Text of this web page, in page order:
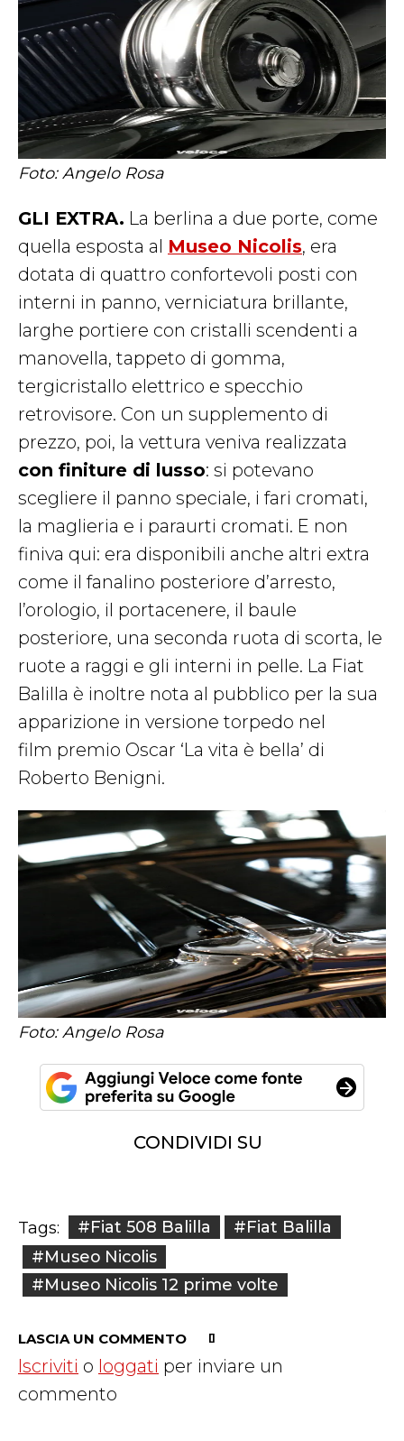
Foto: Angelo Rosa
GLI EXTRA. La berlina a due porte, come
quella esposta al Museo Nicolis, era
dotata di quattro confortevoli posti con
interni in panno, verniciatura brillante,
larghe portiere con cristalli scendenti a
manovella, tappeto di gomma,
tergicristallo elettrico e specchio
retrovisore. Con un supplemento di
prezzo, poi, la vettura veniva realizzata
con finiture di lusso: si potevano
scegliere il panno speciale, i fari cromati,
la maglieria e i paraurti cromati. E non
finiva qui: era disponibili anche altri extra
come il fanalino posteriore d’arresto,
l’orologio, il portacenere, il baule
posteriore, una seconda ruota di scorta, le
ruote a raggi e gli interni in pelle. La Fiat
Balilla è inoltre nota al pubblico per la sua
apparizione in versione torpedo nel
film premio Oscar ‘La vita è bella’ di
Roberto Benigni.
Foto: Angelo Rosa
CONDIVIDI SU
Tags: #Fiat 508 Balilla
#Fiat Balilla
#Museo Nicolis
#Museo Nicolis 12 prime volte
LASCIA UN COMMENTO
Iscriviti o loggati per inviare un
commento